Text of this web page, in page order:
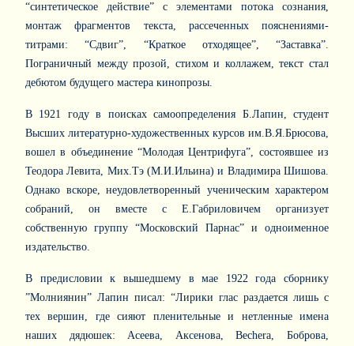
“синтетическое действие” с элементами потока сознания,
монтаж фрагментов текста, рассеченных пояснениями-
титрами: “Сдвиг”, “Краткое отходящее”, “Заставка”.
Пограничный между прозой, стихом и коллажем, текст стал
дебютом будущего мастера кинопрозы.
В 1921 году в поисках самоопределения Б.Лапин, студент
Высших литературно-художественных курсов им.В.Я.Брюсова,
вошел в объединение “Молодая Центрифуга”, состоявшее из
Теодора Левита, Мих.Тэ (М.И.Ильина) и Владимира Шишова.
Однако вскоре, неудовлетворенный ученическим характером
собраний, он вместе с Е.Габриловичем организует
собственную группу “Московский Парнас” и одноименное
издательство.
В предисловии к вышедшему в мае 1922 года сборнику
”Молниянин” Лапин писал: “Лирики глас раздается лишь с
тех вершин, где сияют пленительные и нетленные имена
наших дядюшек: Асеева, Аксенова, Bechera, Боброва,